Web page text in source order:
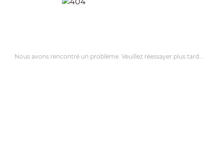
Nous avons rencontré un problème. Veuillez réessayer plus tard…